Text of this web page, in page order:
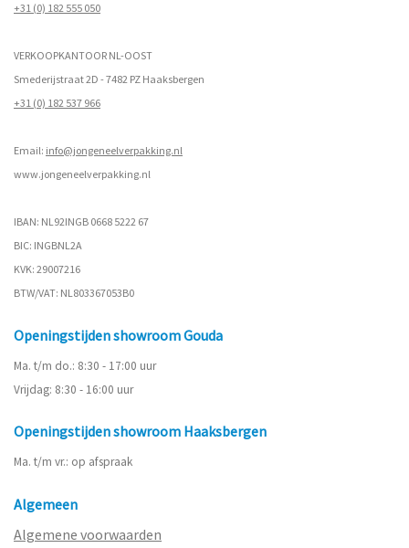
+31 (0) 182 555 050
VERKOOPKANTOOR NL-OOST
Smederijstraat 2D - 7482 PZ Haaksbergen
+31 (0) 182 537 966
Email: info@jongeneelverpakking.nl
www.jongeneelverpakking.nl
IBAN: NL92INGB 0668 5222 67
BIC: INGBNL2A
KVK: 29007216
BTW/VAT: NL803367053B0
Openingstijden showroom Gouda
Ma. t/m do.: 8:30 - 17:00 uur
Vrijdag: 8:30 - 16:00 uur
Openingstijden showroom Haaksbergen
Ma. t/m vr.: op afspraak
Algemeen
Algemene voorwaarden